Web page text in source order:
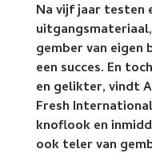
Na vijf jaar testen
gember van
een succes. En
en gelikter, vindt
Fresh
knoflook en
ook teler van